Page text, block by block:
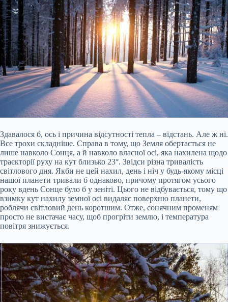
Здавалося б, ось і причина відсутності тепла – відстань. Але ж ні.
Все трохи складніше. Справа в тому, що Земля обертається не
лише навколо Сонця, а й навколо власноїосі, яка нахилена щодо
траєкторії руху на кут близько 23°. Звідси різна тривалість
світлового дня. Якби не цей нахил, день і ніч у будь-якому місці
нашої планети тривали б однаково, причому протягом усього
року вдень Сонце було б у зеніті. Цього не відбувається, тому що
взимку кут нахилу земної осі видаляє поверхню планети,
роблячи світловий день коротшим. Отже, сонячним променям
просто не вистачає часу, щоб прогріти землю, і температура
повітря знижується.